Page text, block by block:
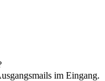
im Eingang.